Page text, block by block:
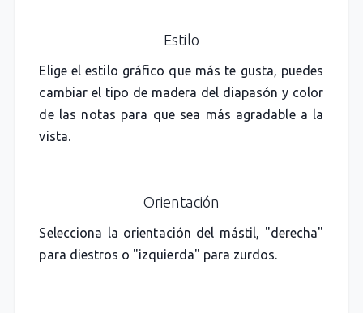
Estilo
Elige el estilo gráfico que más te gusta, puedes
cambiar el tipo de madera del diapasón y color
de las notas para que sea más agradable a la
vista.
Orientación
Selecciona la orientación del mástil, "derecha"
para diestros o "izquierda" para zurdos.